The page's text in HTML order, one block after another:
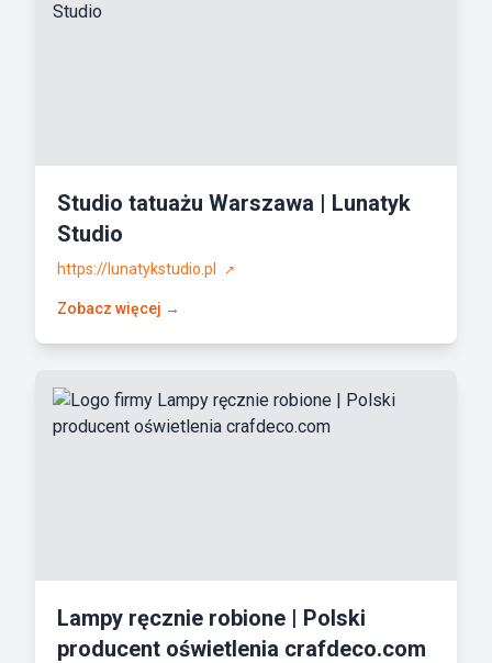
Studio tatuażu Warszawa | Lunatyk
Studio
https://lunatykstudio.pl ↗
Zobacz więcej →
Lampy ręcznie robione | Polski
producent oświetlenia crafdeco.com